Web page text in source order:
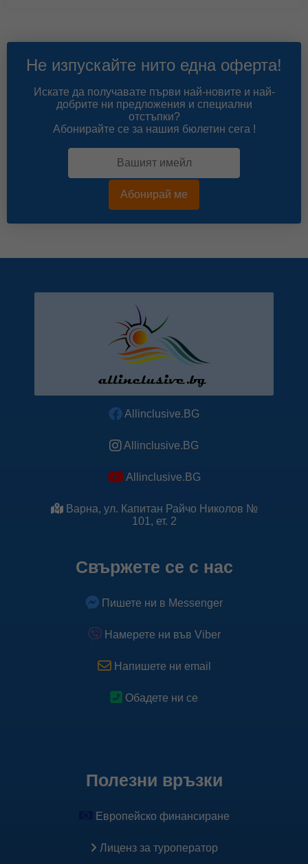
Не изпускайте нито една оферта!
Искате да получавате първи най-новите и най-
добрите ни предложения и специални
отстъпки?
Абонирайте се за нашия бюлетин сега !
Абонирай ме
Allinclusive.BG
Allinclusive.BG
Allinclusive.BG
Варна, ул. Капитан Райчо Николов №
101, ет. 2
Свържете се с нас
Пишете ни в Messenger
Намерете ни във Viber
Напишете ни email
Обадете ни се
Полезни връзки
Европейско финансиране
Лиценз за туроператор